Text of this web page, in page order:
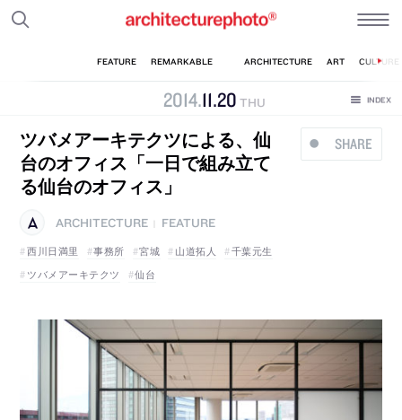
2014.11.20 THU
SHARE
ツバメアーキテクツによる、仙
台のオフィス「一日で組み立て
る仙台のオフィス」
ARCHITECTURE
FEATURE
西川日満里
事務所 宮城 山道拓人
千葉元生
ツバメアーキテクツ
仙台